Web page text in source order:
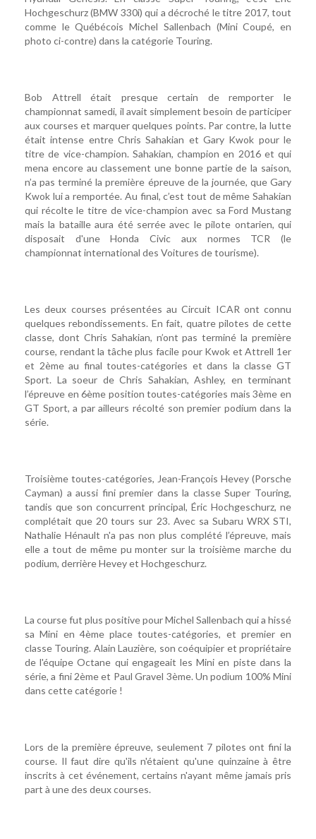
Hochgeschurz (BMW 330i) qui a décroché le titre 2017, tout
comme le Québécois Michel Sallenbach (Mini Coupé, en
photo ci-contre) dans la catégorie Touring.
Bob Attrell était presque certain de remporter le
championnat samedi, il avait simplement besoin de participer
aux courses et marquer quelques points. Par contre, la lutte
était intense entre Chris Sahakian et Gary Kwok pour le
titre de vice-champion. Sahakian, champion en 2016 et qui
mena encore au classement une bonne partie de la saison,
n’a pas terminé la première épreuve de la journée, que Gary
Kwok lui a remportée. Au final, c’est tout de même Sahakian
qui récolte le titre de vice-champion avec sa Ford Mustang
mais la bataille aura été serrée avec le pilote ontarien, qui
disposait d'une Honda Civic aux normes TCR (le
championnat international des Voitures de tourisme).
Les deux courses présentées au Circuit ICAR ont connu
quelques rebondissements. En fait, quatre pilotes de cette
classe, dont Chris Sahakian, n’ont pas terminé la première
course, rendant la tâche plus facile pour Kwok et Attrell 1er
et 2ème au final toutes-catégories et dans la classe GT
Sport. La soeur de Chris Sahakian, Ashley, en terminant
l’épreuve en 6ème position toutes-catégories mais 3ème en
GT Sport, a par ailleurs récolté son premier podium dans la
série.
Troisième toutes-catégories, Jean-François Hevey (Porsche
Cayman) a aussi fini premier dans la classe Super Touring,
tandis que son concurrent principal, Éric Hochgeschurz, ne
complétait que 20 tours sur 23. Avec sa Subaru WRX STI,
Nathalie Hénault n'a pas non plus complété l’épreuve, mais
elle a tout de même pu monter sur la troisième marche du
podium, derrière Hevey et Hochgeschurz.
La course fut plus positive pour Michel Sallenbach qui a hissé
sa Mini en 4ème place toutes-catégories, et premier en
classe Touring. Alain Lauzière, son coéquipier et propriétaire
de l'équipe Octane qui engageait les Mini en piste dans la
série, a fini 2ème et Paul Gravel 3ème. Un podium 100% Mini
dans cette catégorie !
Lors de la première épreuve, seulement 7 pilotes ont fini la
course. Il faut dire qu'ils n'étaient qu'une quinzaine à être
inscrits à cet événement, certains n'ayant même jamais pris
part à une des deux courses.